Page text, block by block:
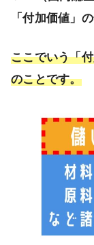
「付加価値」
ここでいう「
のことです。